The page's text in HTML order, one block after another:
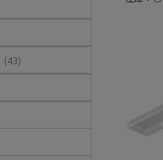
(43)